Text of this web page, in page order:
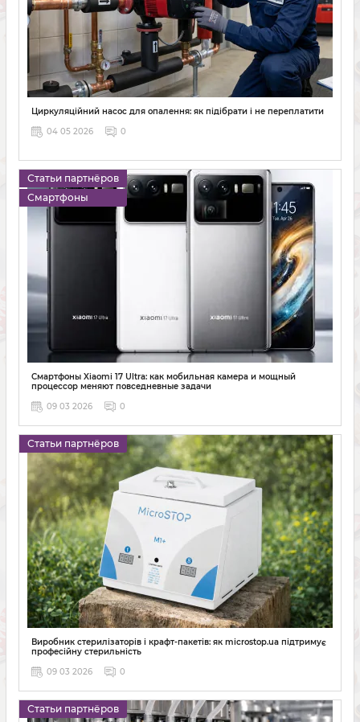
Циркуляційний насос для опалення: як підібрати і не переплатити
04 05 2026
0
Статьи партнёров
Смартфоны
Смартфоны Xiaomi 17 Ultra: как мобильная камера и мощный
процессор меняют повседневные задачи
09 03 2026
0
Статьи партнёров
Виробник стерилізаторів і крафт-пакетів: як microstop.ua підтримує
професійну стерильність
09 03 2026
0
Статьи партнёров